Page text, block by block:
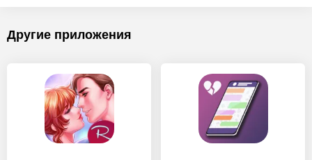
Другие приложения